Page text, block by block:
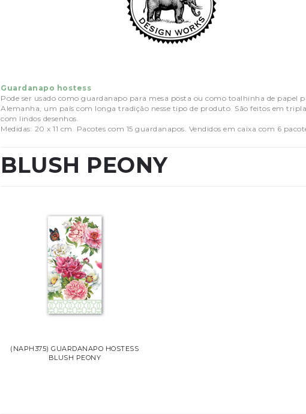
Guardanapo hostess
Pode ser usado como guardanapo para mesa posta ou como toalhinha de papel
Alemanha, um país com longa tradição nesse tipo de produto. São feitos em
com lindos desenhos.
Medidas: 20 x 11 cm. Pacotes com 15 guardanapos. Vendidos em caixa com 6
BLUSH PEONY
(NAPH375) GUARDANAPO HOSTESS
BLUSH PEONY